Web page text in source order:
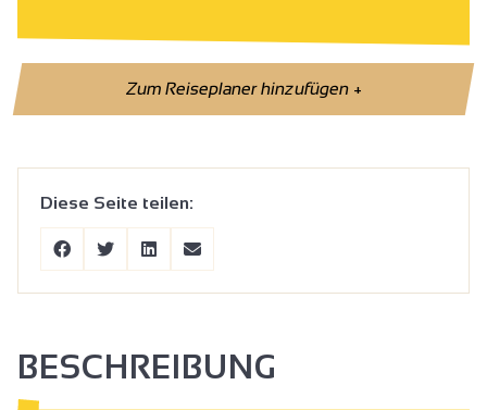
Zum Reiseplaner hinzufügen+
Diese Seite teilen:
BESCHREIBUNG